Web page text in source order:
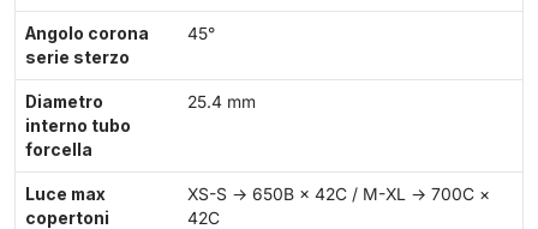
Angolo corona
serie sterzo
45°
Diametro
interno tubo
forcella
25.4 mm
Luce max
copertoni
XS-S → 650B × 42C / M-XL → 700C ×
42C